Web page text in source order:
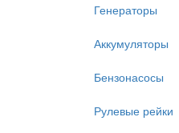
Генераторы
Аккумуляторы
Бензонасосы
Рулевые рейки